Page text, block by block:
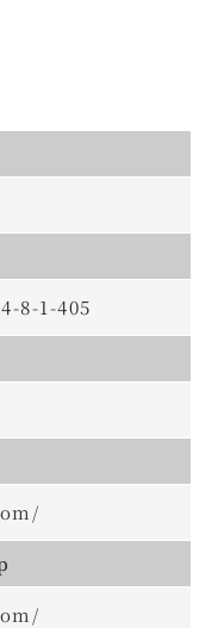
8-1-405